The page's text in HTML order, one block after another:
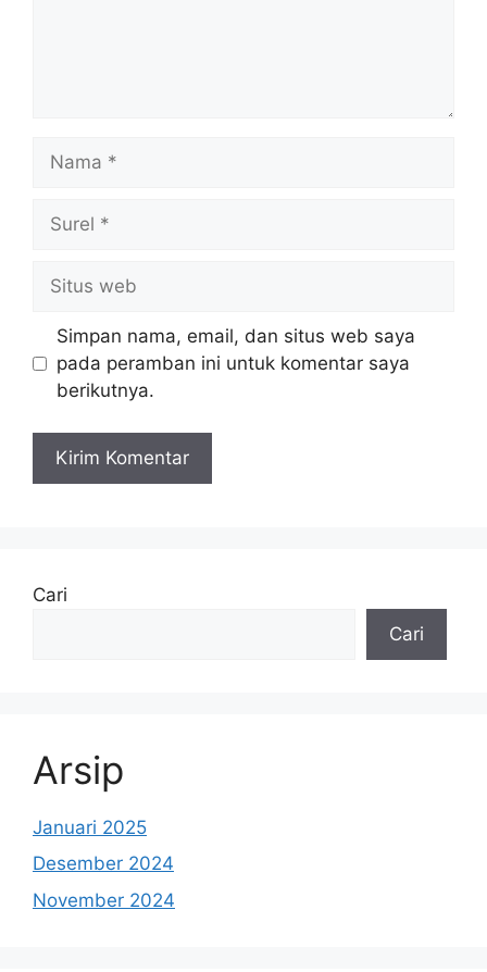
Nama
Surel
Situs
web
Simpan nama, email, dan situs web saya
pada peramban ini untuk komentar saya
berikutnya.
Cari
Cari
Arsip
Januari 2025
Desember 2024
November 2024